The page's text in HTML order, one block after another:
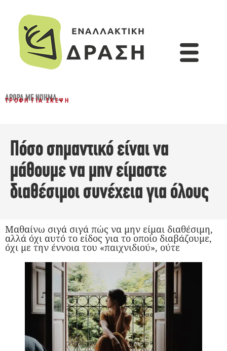
ΆΡΘΡΑ ΜΕ ΝΌΗΜΑ...
ΤΡΟΦΉ ΓΙΑ ΣΚΈΨΗ
Πόσο σημαντικό είναι να
μάθουμε να μην είμαστε
διαθέσιμοι συνέχεια για όλους
Μαθαίνω σιγά σιγά πώς να μην είμαι διαθέσιμη,
αλλά όχι αυτό το είδος για το οποίο διαβάζουμε,
όχι με την έννοια του «παιχνιδιού», ούτε